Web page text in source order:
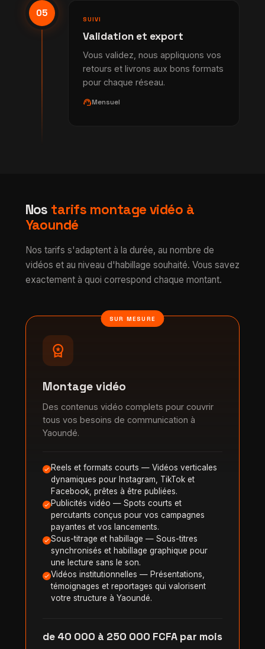
05
SUIVI
Validation et export
Vous validez, nous appliquons vos
retours et livrons aux bons formats
pour chaque réseau.
support_agentMensuel
Nos tarifs montage vidéo à
Yaoundé
Nos tarifs s'adaptent à la durée, au nombre de
vidéos et au niveau d'habillage souhaité. Vous savez
exactement à quoi correspond chaque montant.
SUR MESURE
workspace_premium
Montage vidéo
Des contenus vidéo complets pour couvrir
tous vos besoins de communication à
Yaoundé.
Reels et formats courts — Vidéos verticales
dynamiques pour Instagram, TikTok et
Facebook, prêtes à être publiées.
Publicités vidéo — Spots courts et
percutants conçus pour vos campagnes
payantes et vos lancements.
Sous-titrage et habillage — Sous-titres
synchronisés et habillage graphique pour
une lecture sans le son.
Vidéos institutionnelles — Présentations,
témoignages et reportages qui valorisent
votre structure à Yaoundé.
de 40 000 à 250 000 FCFA par mois